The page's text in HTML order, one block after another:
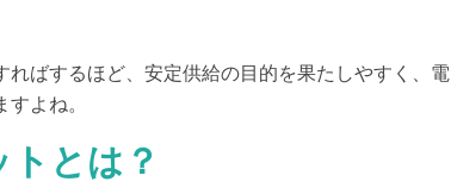
ばするほど、安定供給の目的を果たしやすく、電
よね。
とは？